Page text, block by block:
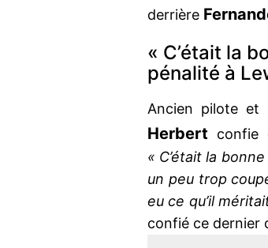
derrière
« C’était la
pénalité à
Ancien pilote et
Herbert confie
« C’était la
un peu trop
eu ce qu’il
confié ce dernier